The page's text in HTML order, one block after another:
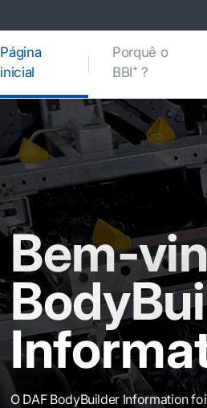
Página
inicial(current)
Porquê o
BBI⁺ ?
Bem-
O DAF BodyBuilder Information